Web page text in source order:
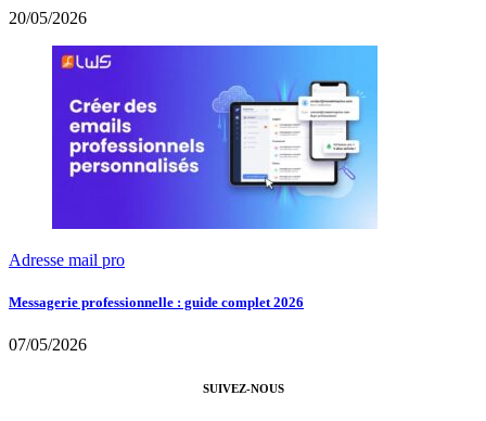
20/05/2026
Adresse mail pro
Messagerie professionnelle : guide complet 2026
07/05/2026
SUIVEZ-NOUS